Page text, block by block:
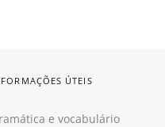
ÚTEIS
e vocabulário